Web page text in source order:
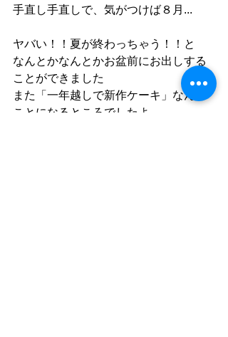
手直し手直しで、気がつけば８月...
ヤバい！！夏が終わっちゃう！！と
なんとかなんとかお盆前にお出しする
ことができました
また「一年越しで新作ケーキ」なんて
ことになるところでしたよ